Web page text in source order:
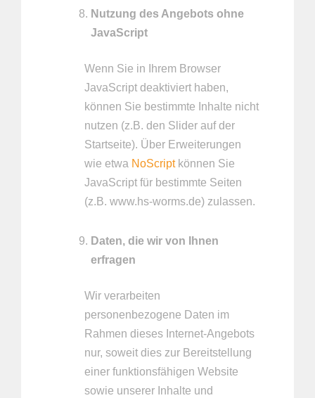
Nutzung des Angebots ohne
JavaScript
Wenn Sie in Ihrem Browser
JavaScript deaktiviert haben,
können Sie bestimmte Inhalte nicht
nutzen (z.B. den Slider auf der
Startseite). Über Erweiterungen
wie etwa NoScriptkönnen Sie
JavaScript für bestimmte Seiten
(z.B. www.hs-worms.de) zulassen.
Daten, die wir von Ihnen
erfragen
Wir verarbeiten
personenbezogene Daten im
Rahmen dieses Internet-Angebots
nur, soweit dies zur Bereitstellung
einer funktionsfähigen Website
sowie unserer Inhalte und